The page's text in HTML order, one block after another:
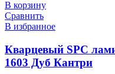
В корзину
Сравнить
В избранное
Кварцевый SPC
1603 Дуб Кантри